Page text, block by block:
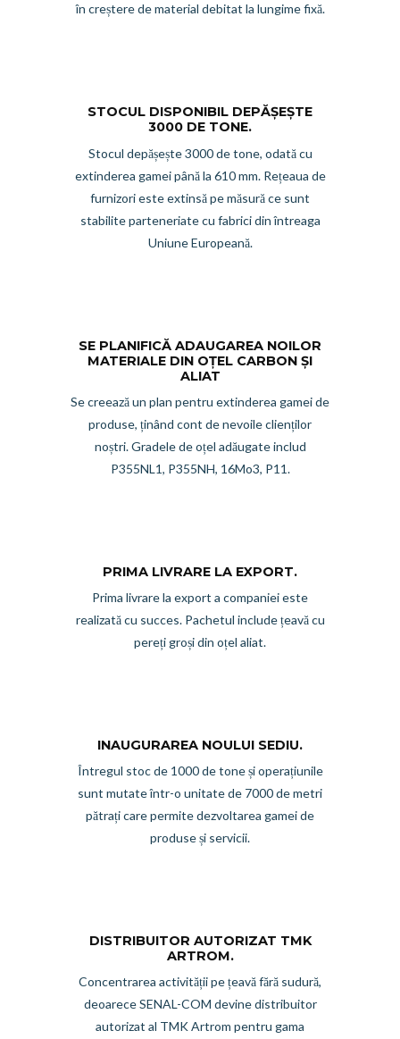
în creștere de material debitat la lungime fixă.
STOCUL DISPONIBIL DEPĂȘEȘTE
3000 DE TONE.
Stocul depășește 3000 de tone, odată cu
extinderea gamei până la 610 mm. Rețeaua de
furnizori este extinsă pe măsură ce sunt
stabilite parteneriate cu fabrici din întreaga
Uniune Europeană.
SE PLANIFICĂ ADAUGAREA NOILOR
MATERIALE DIN OȚEL CARBON ȘI
ALIAT
Se creează un plan pentru extinderea gamei de
produse, ținând cont de nevoile clienților
noștri. Gradele de oțel adăugate includ
P355NL1, P355NH, 16Mo3, P11.
PRIMA LIVRARE LA EXPORT.
Prima livrare la export a companiei este
realizată cu succes. Pachetul include țeavă cu
pereți groși din oțel aliat.
INAUGURAREA NOULUI SEDIU.
Întregul stoc de 1000 de tone și operațiunile
sunt mutate într-o unitate de 7000 de metri
pătrați care permite dezvoltarea gamei de
produse și servicii.
DISTRIBUITOR AUTORIZAT TMK
ARTROM.
Concentrarea activității pe țeavă fără sudură,
deoarece SENAL-COM devine distribuitor
autorizat al TMK Artrom pentru gama